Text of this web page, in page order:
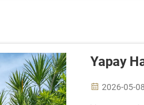
Yapay
2026-05-